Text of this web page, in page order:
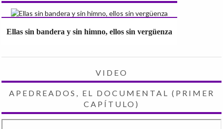
Ellas sin bandera y sin himno, ellos sin vergüenza
VIDEO
APEDREADOS, EL DOCUMENTAL (PRIMER
CAPÍTULO)